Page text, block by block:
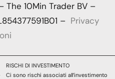
10Min Trader BV –
– Privacy
RISCHI DI INVESTIMENTO
Ci sono rischi associati all’investimento